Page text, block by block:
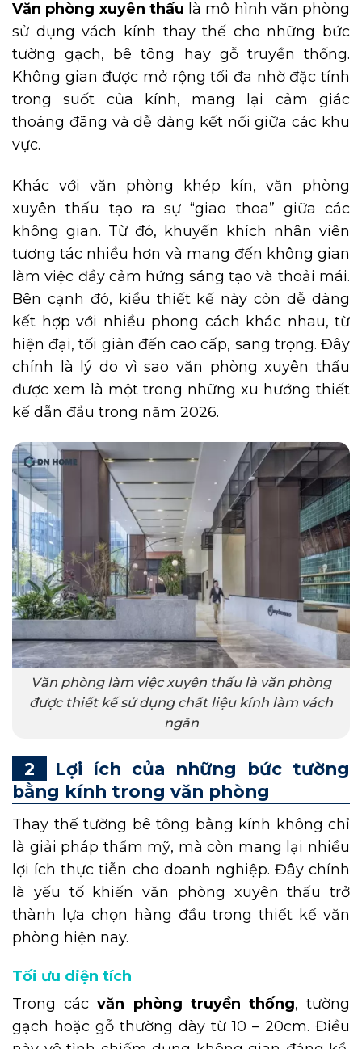
Văn phòng xuyên thấu là mô hình văn phòng
sử dụng vách kính thay thế cho những bức
tường gạch, bê tông hay gỗ truyền thống.
Không gian được mở rộng tối đa nhờ đặc tính
trong suốt của kính, mang lại cảm giác
thoáng đãng và dễ dàng kết nối giữa các khu
vực.
Khác với văn phòng khép kín, văn phòng
xuyên thấu tạo ra sự “giao thoa” giữa các
không gian. Từ đó, khuyến khích nhân viên
tương tác nhiều hơn và mang đến không gian
làm việc đầy cảm hứng sáng tạo và thoải mái.
Bên cạnh đó, kiểu thiết kế này còn dễ dàng
kết hợp với nhiều phong cách khác nhau, từ
hiện đại, tối giản đến cao cấp, sang trọng. Đây
chính là lý do vì sao văn phòng xuyên thấu
được xem là một trong những xu hướng thiết
kế dẫn đầu trong năm 2026.
Văn phòng làm việc xuyên thấu là văn phòng
được thiết kế sử dụng chất liệu kính làm vách
ngăn
Lợi ích của những bức tường
bằng kính trong văn phòng
Thay thế tường bê tông bằng kính không chỉ
là giải pháp thẩm mỹ, mà còn mang lại nhiều
lợi ích thực tiễn cho doanh nghiệp. Đây chính
là yếu tố khiến văn phòng xuyên thấu trở
thành lựa chọn hàng đầu trong thiết kế văn
phòng hiện nay.
Tối ưu diện tích
Trong cácvăn phòng truyền thống, tường
gạch hoặc gỗ thường dày từ 10 – 20cm. Điều